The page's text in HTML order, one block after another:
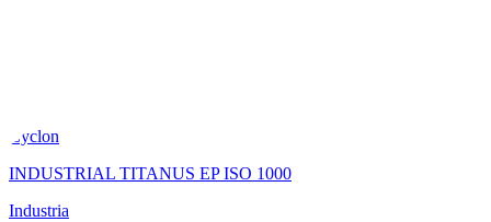
Cyclon
INDUSTRIAL TITANUS EP ISO 1000
Industria